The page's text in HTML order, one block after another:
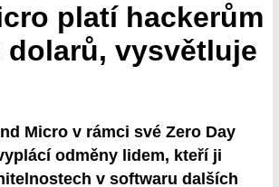
platí hackerům
dolarů, vysvětluje
Micro v rámci své Zero Day
odměny lidem, kteří ji
v softwaru dalších